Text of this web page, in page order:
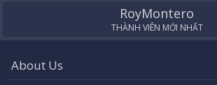
RoyMontero
THÀNH VIÊN MỚI NHẤT
About Us